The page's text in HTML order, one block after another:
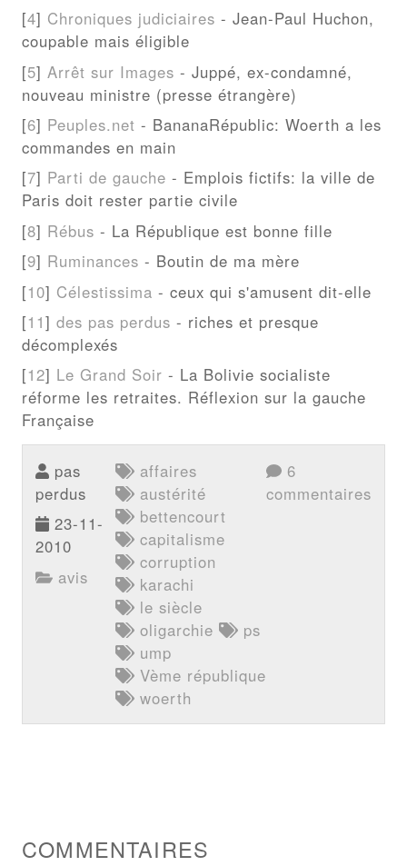
[4] Chroniques judiciaires - Jean-Paul Huchon,
coupable mais éligible
[5] Arrêt sur Images - Juppé, ex-condamné,
nouveau ministre (presse étrangère)
[6] Peuples.net - BananaRépublic: Woerth a les
commandes en main
[7] Parti de gauche - Emplois fictifs: la ville de
Paris doit rester partie civile
[8] Rébus - La République est bonne fille
[9] Ruminances - Boutin de ma mère
[10] Célestissima - ceux qui s'amusent dit-elle
[11] des pas perdus - riches et presque
décomplexés
[12] Le Grand Soir - La Bolivie socialiste
réforme les retraites. Réflexion sur la gauche
Française
pas
perdus
23-11-
2010
avis
affaires
austérité
bettencourt
capitalisme
corruption
karachi
le siècle
oligarchie
ps
ump
Vème république
woerth
6
commentaires
COMMENTAIRES